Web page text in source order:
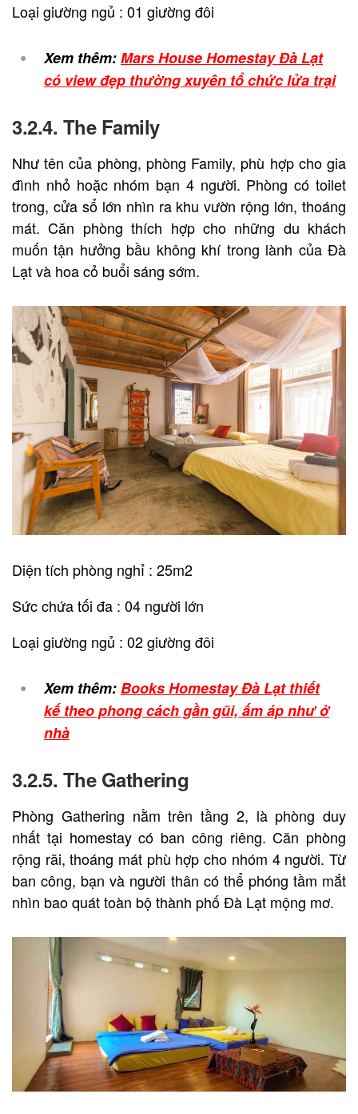
Loại giường ngủ : 01 giường đôi
Xem thêm:Mars House Homestay Đà Lạt
có view đẹp thường xuyên tổ chức lửa trại
3.2.4. The Family
Như tên của phòng, phòng Family, phù hợp cho gia
đình nhỏ hoặc nhóm bạn 4 người. Phòng có toilet
trong, cửa sổ lớn nhìn ra khu vườn rộng lớn, thoáng
mát. Căn phòng thích hợp cho những du khách
muốn tận hưởng bầu không khí trong lành của Đà
Lạt và hoa cỏ buổi sáng sớm.
Diện tích phòng nghỉ : 25m2
Sức chứa tối đa : 04 người lớn
Loại giường ngủ : 02 giường đôi
Xem thêm:Books Homestay Đà Lạt thiết
kế theo phong cách gần gũi, ấm áp như ở
nhà
3.2.5. The Gathering
Phòng Gathering nằm trên tầng 2, là phòng duy
nhất tại homestay có ban công riêng. Căn phòng
rộng rãi, thoáng mát phù hợp cho nhóm 4 người. Từ
ban công, bạn và người thân có thể phóng tầm mắt
nhìn bao quát toàn bộ thành phố Đà Lạt mộng mơ.